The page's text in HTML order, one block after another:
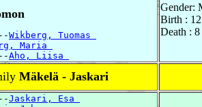
Wikberg, Tuomas
Maria
Aho, Liisa
Gender:
Birth :
Death :
Mäkelä - Jaskari
Jaskari, Esa